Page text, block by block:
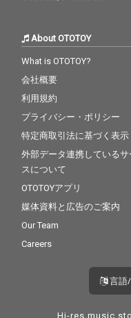
About OTOTOY
What is OTOTOY?
会社概要
利用規約
プライバシー・ポリシー
特定商取引法に基づく表示
外部データ連携しているサ
スについて
OTOTOYアプリ
媒体資料と広告のご案内
Our Team
Careers
言語/
Hi-res music